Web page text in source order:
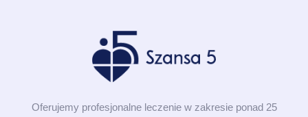
Oferujemy profesjonalne leczenie w zakresie ponad 25